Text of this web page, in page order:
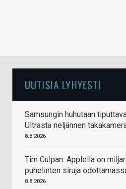
UUTISIA LYHYESTI
Samsungin huhutaan
Ultrasta neljännen
8.8.2026
Tim Culpan: Applella on
puhelinten siruja
8.8.2026